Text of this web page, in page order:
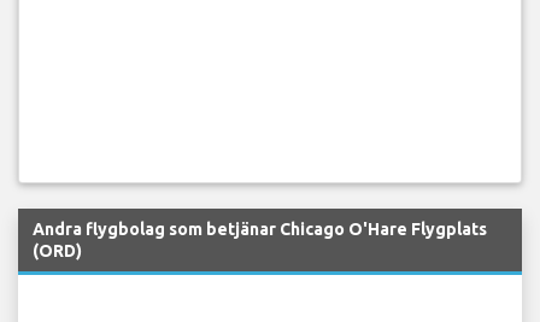
Andra flygbolag som betjänar Chicago O'Hare Flygplats
(ORD)